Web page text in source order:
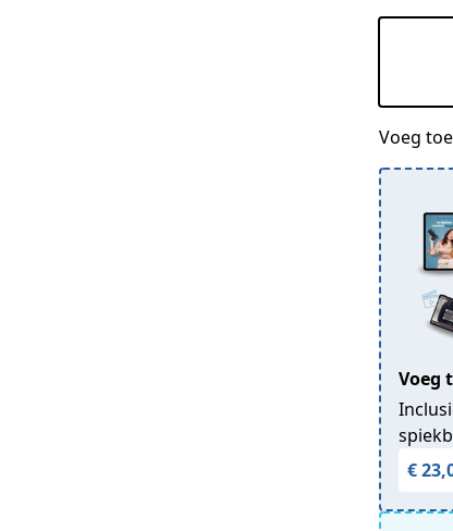
Voeg
Voeg
€